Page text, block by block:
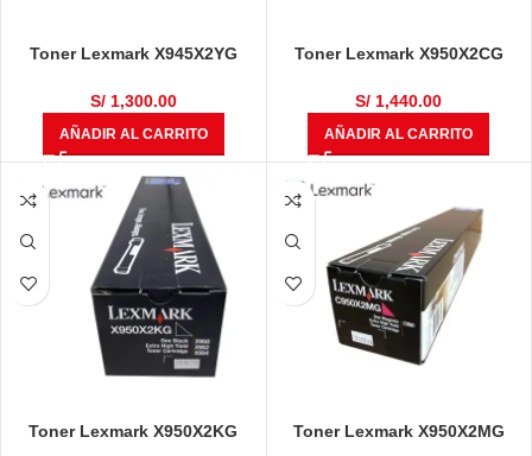
Toner Lexmark X945X2YG
S/1,300.00
AÑADIR AL CARRITO
Toner Lexmark X950X2CG
Páginas
S/ 1,440.00
AÑADIR AL CARRITO
Toner Lexmark X950X2KG
Toner Lexmark X950X2MG